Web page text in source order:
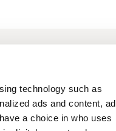
technology such as
ads and content, ad
a choice in who uses